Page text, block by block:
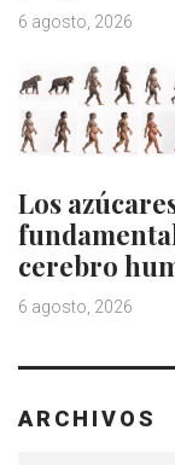
6 agosto, 2026
Los
cerebro
6 agosto, 2026
ARCHIVOS